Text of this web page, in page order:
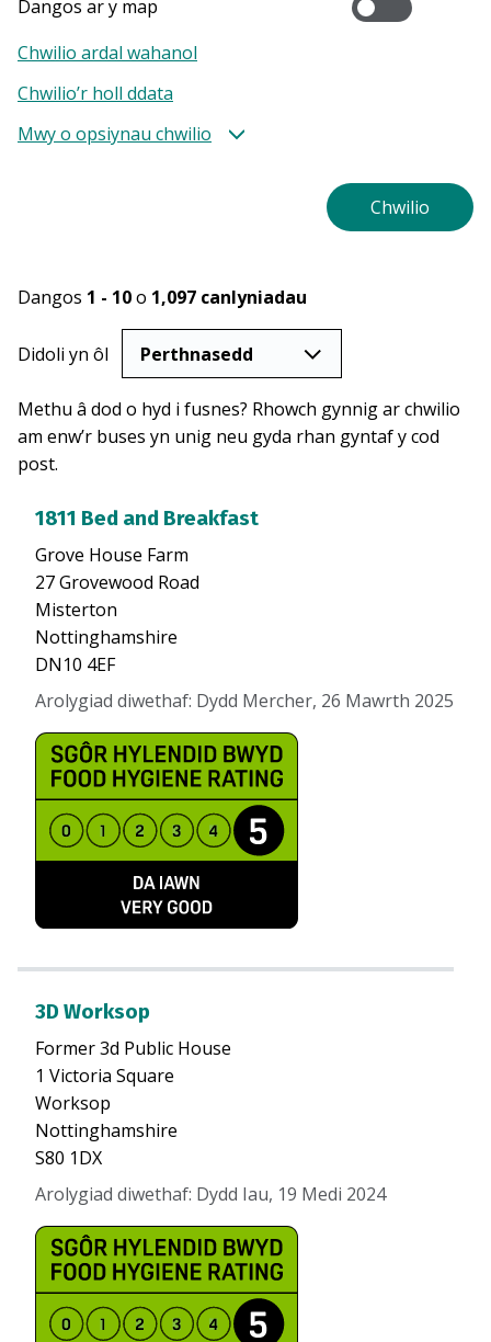
Dangos ar y map
Chwilio ardal wahanol
Chwilio’r holl ddata
Mwy o opsiynau chwilio
Dangos 1 - 10o 1,097 canlyniadau
Didoli yn ôl
Methu â dod o hyd i fusnes? Rhowch gynnig ar chwilio
am enw’r buses yn unig neu gyda rhan gyntaf y cod
post.
1811 Bed and Breakfast
Grove House Farm
27 Grovewood Road
Misterton
Nottinghamshire
DN10 4EF
Arolygiad diwethaf: Dydd Mercher, 26 Mawrth 2025
3D Worksop
Former 3d Public House
1 Victoria Square
Worksop
Nottinghamshire
S80 1DX
Arolygiad diwethaf: Dydd Iau, 19 Medi 2024